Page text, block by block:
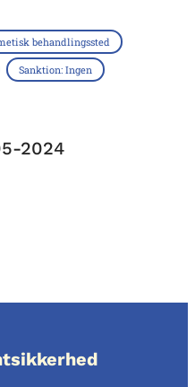
behandlingssted
Sanktion: Ingen
2024